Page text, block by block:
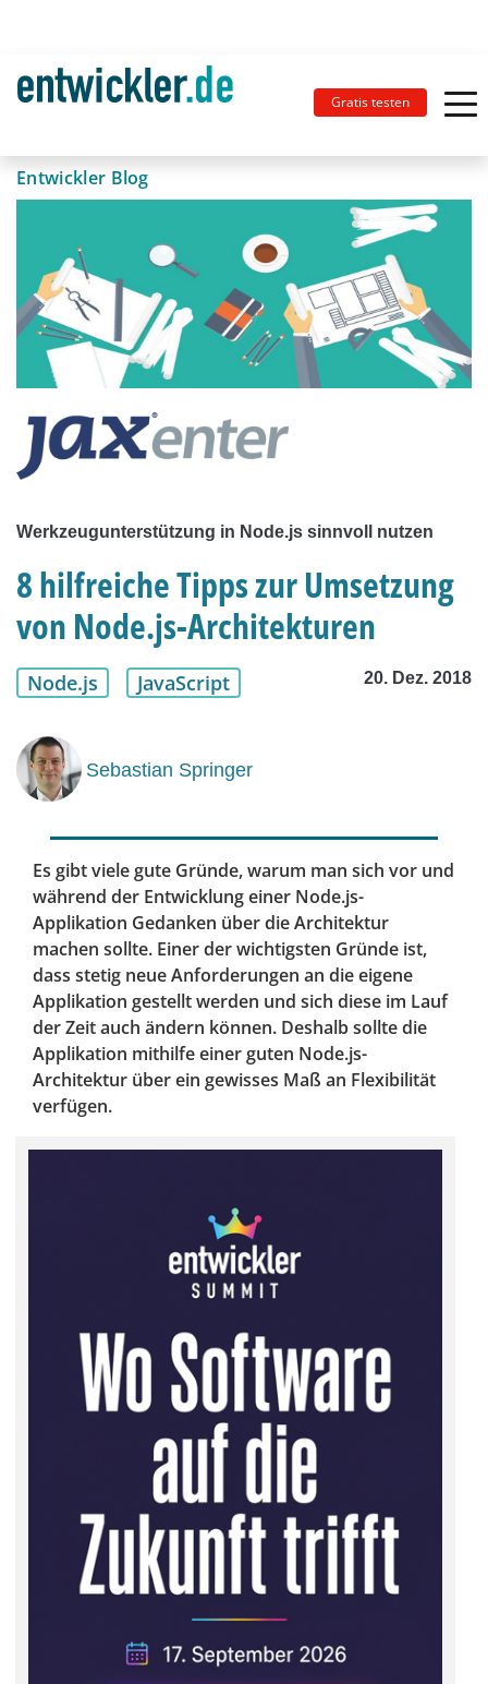
Gratis testen
Entwickler Blog
Werkzeugunterstützung in Node.js sinnvoll nutzen
8 hilfreiche Tipps zur Umsetzung
von Node.js-Architekturen
Node.js JavaScript 20. Dez. 2018
Sebastian Springer
Es gibt viele gute Gründe, warum man sich vor und
während der Entwicklung einer Node.js-
Applikation Gedanken über die Architektur
machen sollte. Einer der wichtigsten Gründe ist,
dass stetig neue Anforderungen an die eigene
Applikation gestellt werden und sich diese im Lauf
der Zeit auch ändern können. Deshalb sollte die
Applikation mithilfe einer guten Node.js-
Architektur über ein gewisses Maß an Flexibilität
verfügen.